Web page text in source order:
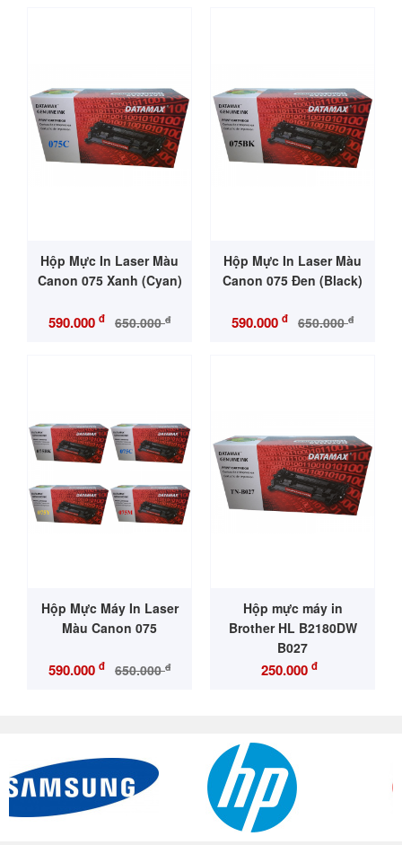
Hộp Mực In Laser Màu
Canon 075 Xanh (Cyan)
590.000 đ 650.000đ
Hộp Mực In Laser Màu
Canon 075 Đen (Black)
590.000 đ 650.000đ
Hộp Mực Máy In Laser
Màu Canon 075
590.000 đ 650.000đ
Hộp mực máy in
Brother HL B2180DW
B027
250.000 đ